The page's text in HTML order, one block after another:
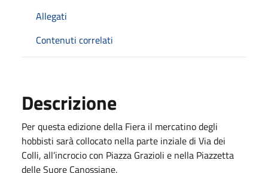
Allegati
Contenuti correlati
Descrizione
Per questa edizione della Fiera il mercatino degli
hobbisti sarà collocato nella parte inziale di Via dei
Colli, all’incrocio con Piazza Grazioli e nella Piazzetta
delle Suore Canossiane.